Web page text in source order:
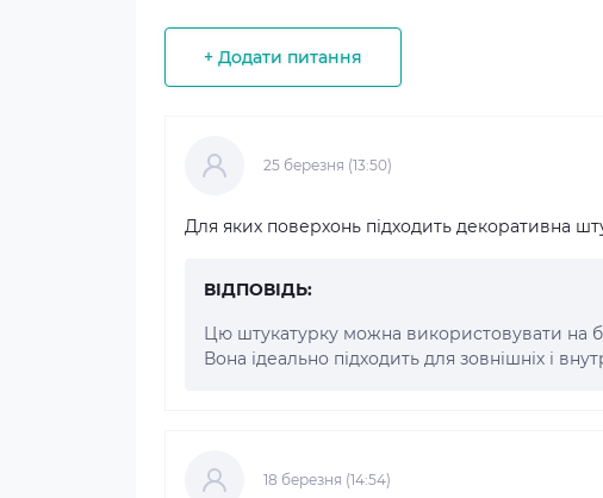
+ Додати питання
25 березня (13:50)
Для яких поверхонь підходить декоративна
ВІДПОВІДЬ:
Цю штукатурку можна використовувати на
Вона ідеально підходить для зовнішніх і
18 березня (14:54)